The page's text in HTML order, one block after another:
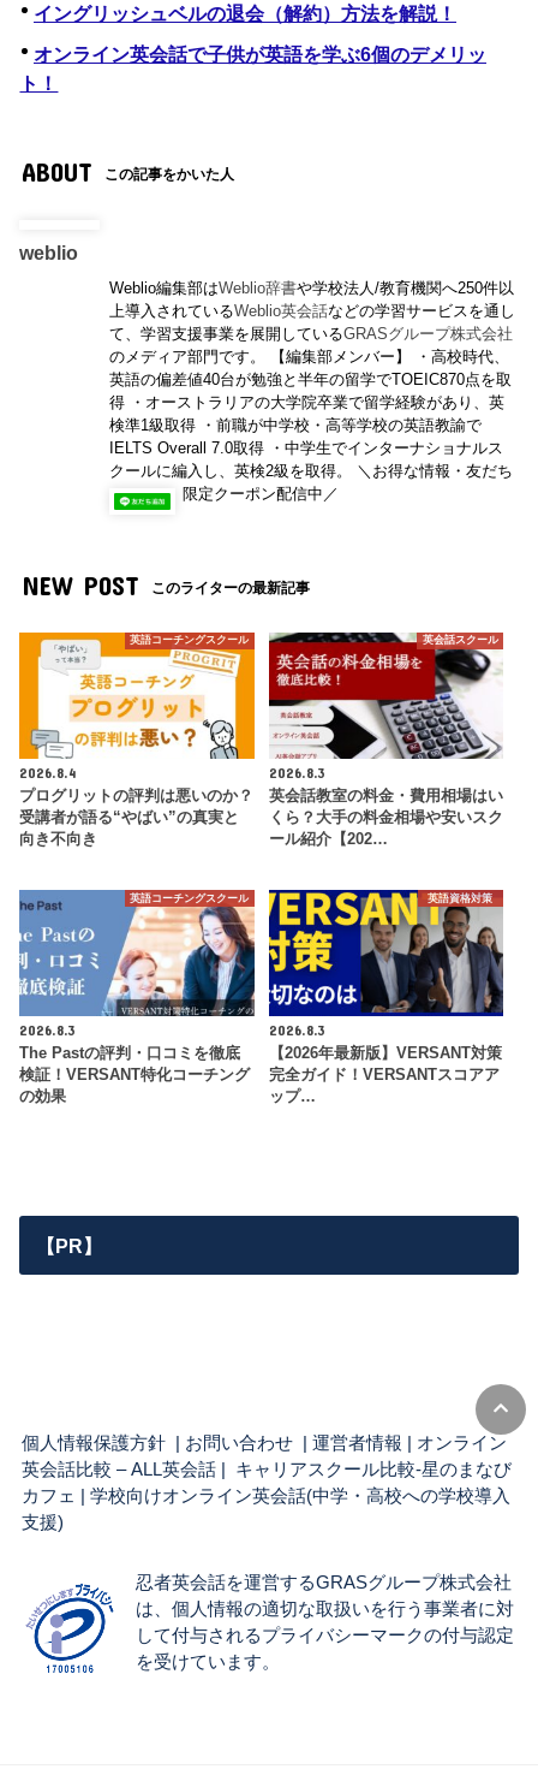
イングリッシュベルの退会（解約）方法を解説！
オンライン英会話で子供が英語を学ぶ6個のデメリッ
ト！
ABOUT この記事をかいた人
weblio
Weblio編集部はWeblio辞書や学校法人/教育機関へ250件以
上導入されているWeblio英会話などの学習サービスを通し
て、学習支援事業を展開しているGRASグループ株式会社
のメディア部門です。 【編集部メンバー】 ・高校時代、
英語の偏差値40台が勉強と半年の留学でTOEIC870点を取
得 ・オーストラリアの大学院卒業で留学経験があり、英
検準1級取得 ・前職が中学校・高等学校の英語教諭で
IELTS Overall 7.0取得 ・中学生でインターナショナルス
クールに編入し、英検2級を取得。 ＼お得な情報・友だち
限定クーポン配信中／
NEW POST このライターの最新記事
英語コーチングスクール
2026.8.4
プログリットの評判は悪いのか？
受講者が語る“やばい”の真実と
向き不向き
英会話スクール
2026.8.3
英会話教室の料金・費用相場はい
くら？大手の料金相場や安いスク
ール紹介【202…
英語コーチングスクール
2026.8.3
The Pastの評判・口コミを徹底
検証！VERSANT特化コーチング
の効果
英語資格対策
2026.8.3
【2026年最新版】VERSANT対策
完全ガイド！VERSANTスコアア
ップ…
【PR】
個人情報保護方針| お問い合わせ| 運営者情報
オンライン
英会話比較 – ALL英会話| キャリアスクール比較-星のまなび
カフェ | 学校向けオンライン英会話(中学・高校への学校導入
支援)
忍者英会話を運営するGRASグループ株式会社
は、個人情報の適切な取扱いを行う事業者に対
して付与されるプライバシーマークの付与認定
を受けています。